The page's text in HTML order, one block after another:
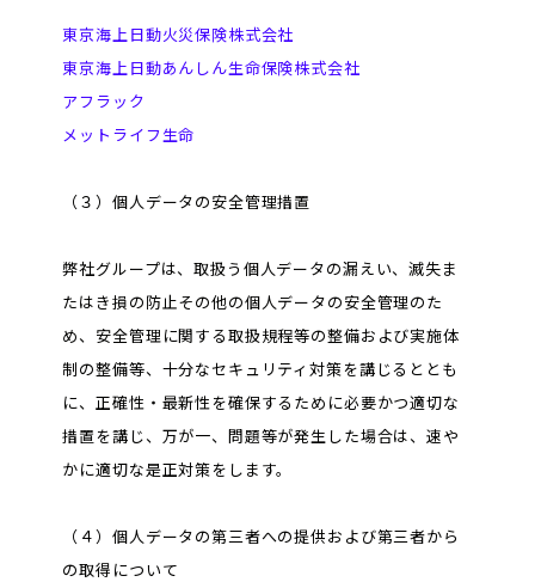
東京海上日動火災保険株式会社
東京海上日動あんしん生命保険株式会社
アフラック
メットライフ生命
（３）個人データの安全管理措置
弊社グループは、取扱う個人データの漏えい、滅失ま
たはき損の防止その他の個人データの安全管理のた
め、安全管理に関する取扱規程等の整備および実施体
制の整備等、十分なセキュリティ対策を講じるととも
に、正確性・最新性を確保するために必要かつ適切な
措置を講じ、万が一、問題等が発生した場合は、速や
かに適切な是正対策をします。
（４）個人データの第三者への提供および第三者から
の取得について